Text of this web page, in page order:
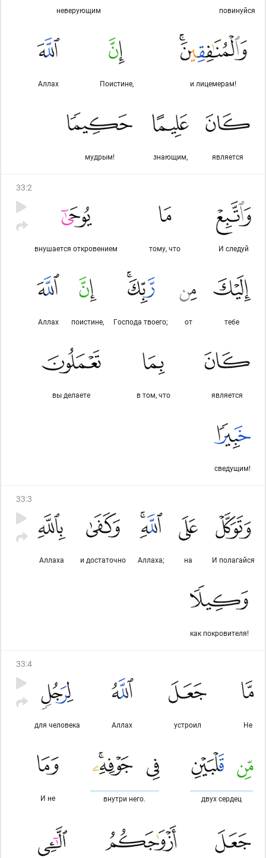
повинуйся
неверующим
и лицемерам!
Поистине,
Аллах
является
знающим,
мудрым!
33:2
И следуй
тому, что
внушается откровением
тебе
от
Господа твоего;
поистине,
Аллах
является
в том, что
вы делаете
сведущим!
33:3
И полагайся
на
Аллаха;
и достаточно
Аллаха
как покровителя!
33:4
Не
устроил
Аллах
для человека
двух сердец
внутри него.
И не